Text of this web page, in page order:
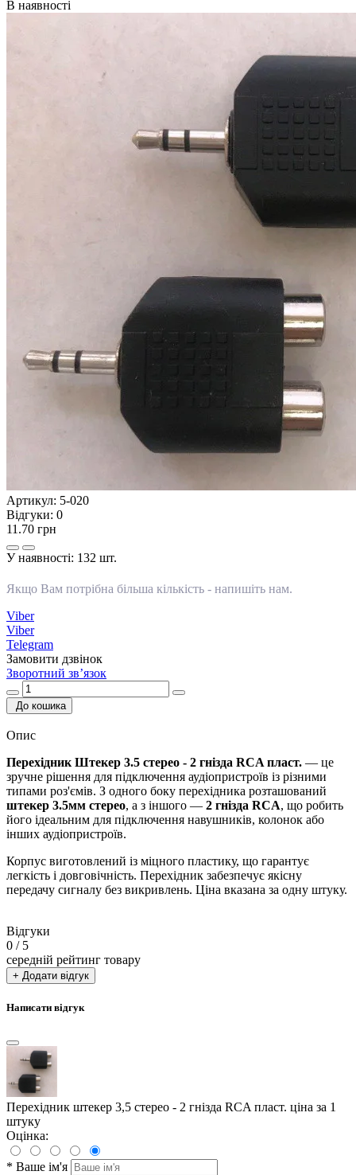
В наявності
Артикул: 5-020
Відгуки: 0
11.70 грн
У наявності: 132 шт.
Якщо Вам потрібна більша кількість - напишіть нам.
Viber
Viber
Telegram
Замовити дзвінок
Зворотний зв’язок
До кошика
Опис
Перехідник Штекер 3.5 стерео - 2 гнізда RCA пласт. — це
зручне рішення для підключення аудіопристроїв із різними
типами роз'ємів. З одного боку перехідника розташований
штекер 3.5мм стерео, а з іншого — 2 гнізда RCA, що робить
його ідеальним для підключення навушників, колонок або
інших аудіопристроїв.
Корпус виготовлений із міцного пластику, що гарантує
легкість і довговічність. Перехідник забезпечує якісну
передачу сигналу без викривлень. Ціна вказана за одну штуку.
Відгуки
0 / 5
середній рейтинг товару
+ Додати відгук
Написати відгук
Перехідник штекер 3,5 стерео - 2 гнізда RCA пласт. ціна за 1
штуку
Оцінка:
* Ваше ім'я